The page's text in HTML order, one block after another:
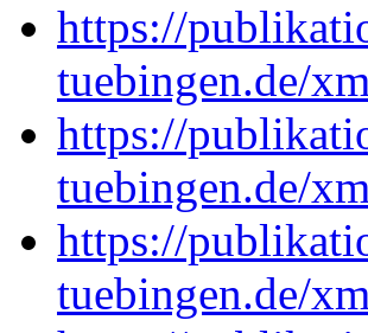
https://
tuebingen.de/
https://
tuebingen.de/
https://
tuebingen.de/